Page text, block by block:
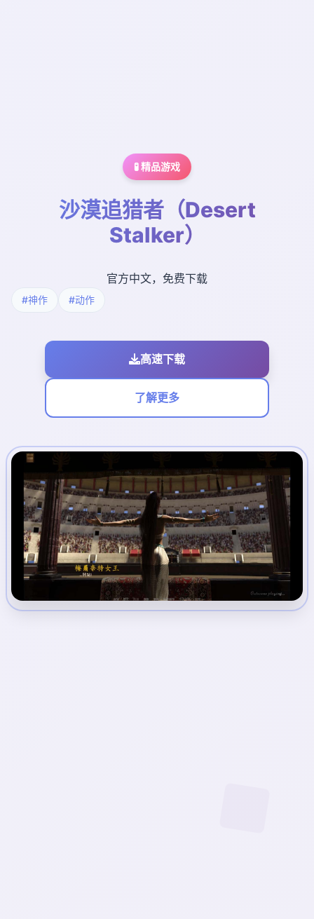
🧪 精品游戏
沙漠追猎者（Desert
Stalker）
官方中文，免费下载
#神作 #动作
高速下载
了解更多